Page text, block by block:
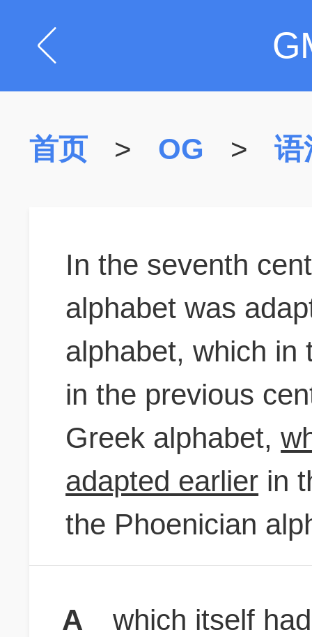
首页 > OG > 语
In the seventh
alphabet was
alphabet, which in
in the previous
Greek alphabet,
adapted earlier in
the Phoenician
A which itself